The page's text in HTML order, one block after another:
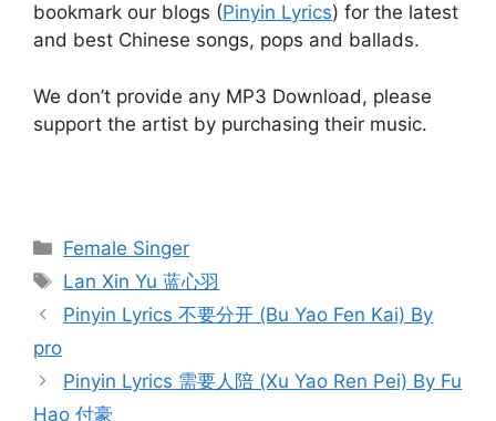
bookmark our blogs (Pinyin Lyrics) for the latest
and best Chinese songs, pops and ballads.
We don’t provide any MP3 Download, please
support the artist by purchasing their music.
Categories
Female Singer
Tags
Lan Xin Yu 蓝心羽
Post
navigation
Pinyin Lyrics 不要分开 (Bu Yao Fen Kai) By
pro
Pinyin Lyrics 需要人陪 (Xu Yao Ren Pei) By Fu
Hao 付豪